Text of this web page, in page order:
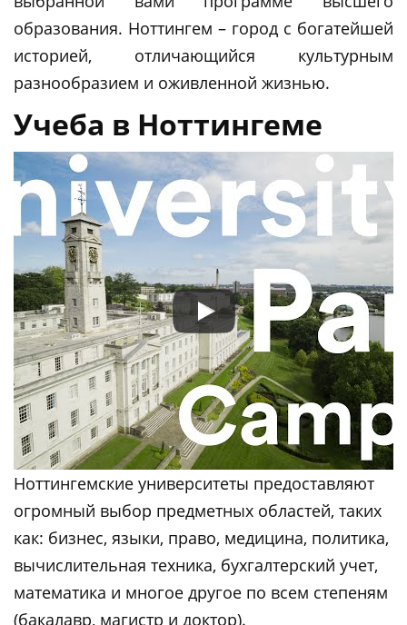
образования. Ноттингем – город с богатейшей
историей, отличающийся культурным
разнообразием и оживленной жизнью.
Учеба в Ноттингеме
Ноттингемские университеты предоставляют
огромный выбор предметных областей, таких
как: бизнес, языки, право, медицина, политика,
вычислительная техника, бухгалтерский учет,
математика и многое другое по всем степеням
(бакалавр, магистр и доктор).